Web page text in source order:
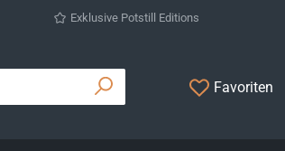
Exklusive Potstill Editions
Favoriten